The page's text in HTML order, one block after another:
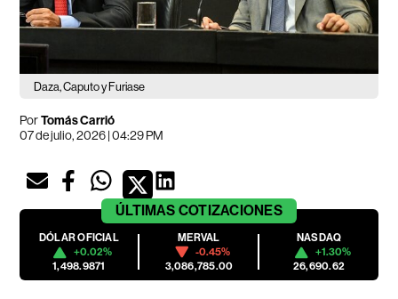
Daza, Caputo y Furiase
PorTomás Carrió
07 de julio, 2026 | 04:29 PM
ÚLTIMAS COTIZACIONES
DÓLAR OFICIAL
+0.02%
1,498.9871
MERVAL
-0.45%
3,086,785.00
NASDAQ
+1.30%
26,690.62